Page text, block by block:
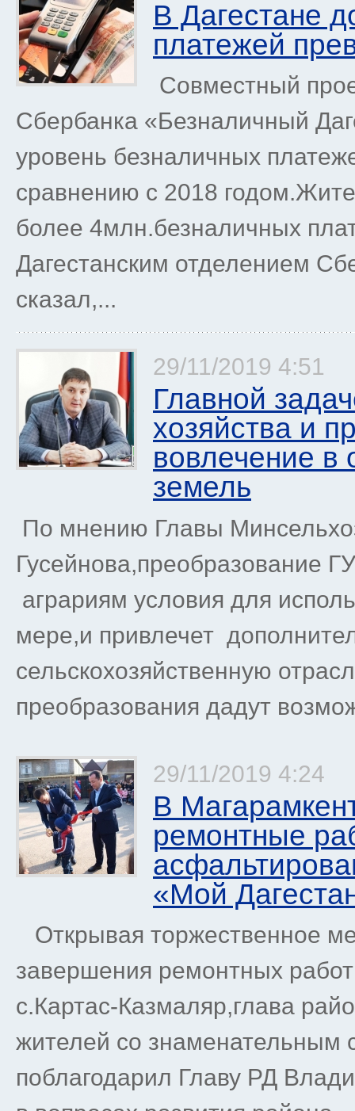
В Дагестане
платежей
Совместный
Сбербанка «Безналичный
уровень безналичных
сравнению с 2018
более 4млн.безналичных
Дагестанским отделением
сказал,...
29/11/2019 4:51
Главной
хозяйства и
вовлечение в
земель
По мнению Главы
Гусейнова,преобразование
аграриям условия для
мере,и привлечет
сельскохозяйственную
преобразования дадут
29/11/2019 4:24
В
ремонтные
«Мой
Открывая торжественное
завершения ремонтных
с.Картас-Казмаляр,глава
жителей со знаменательным
поблагодарил Главу РД